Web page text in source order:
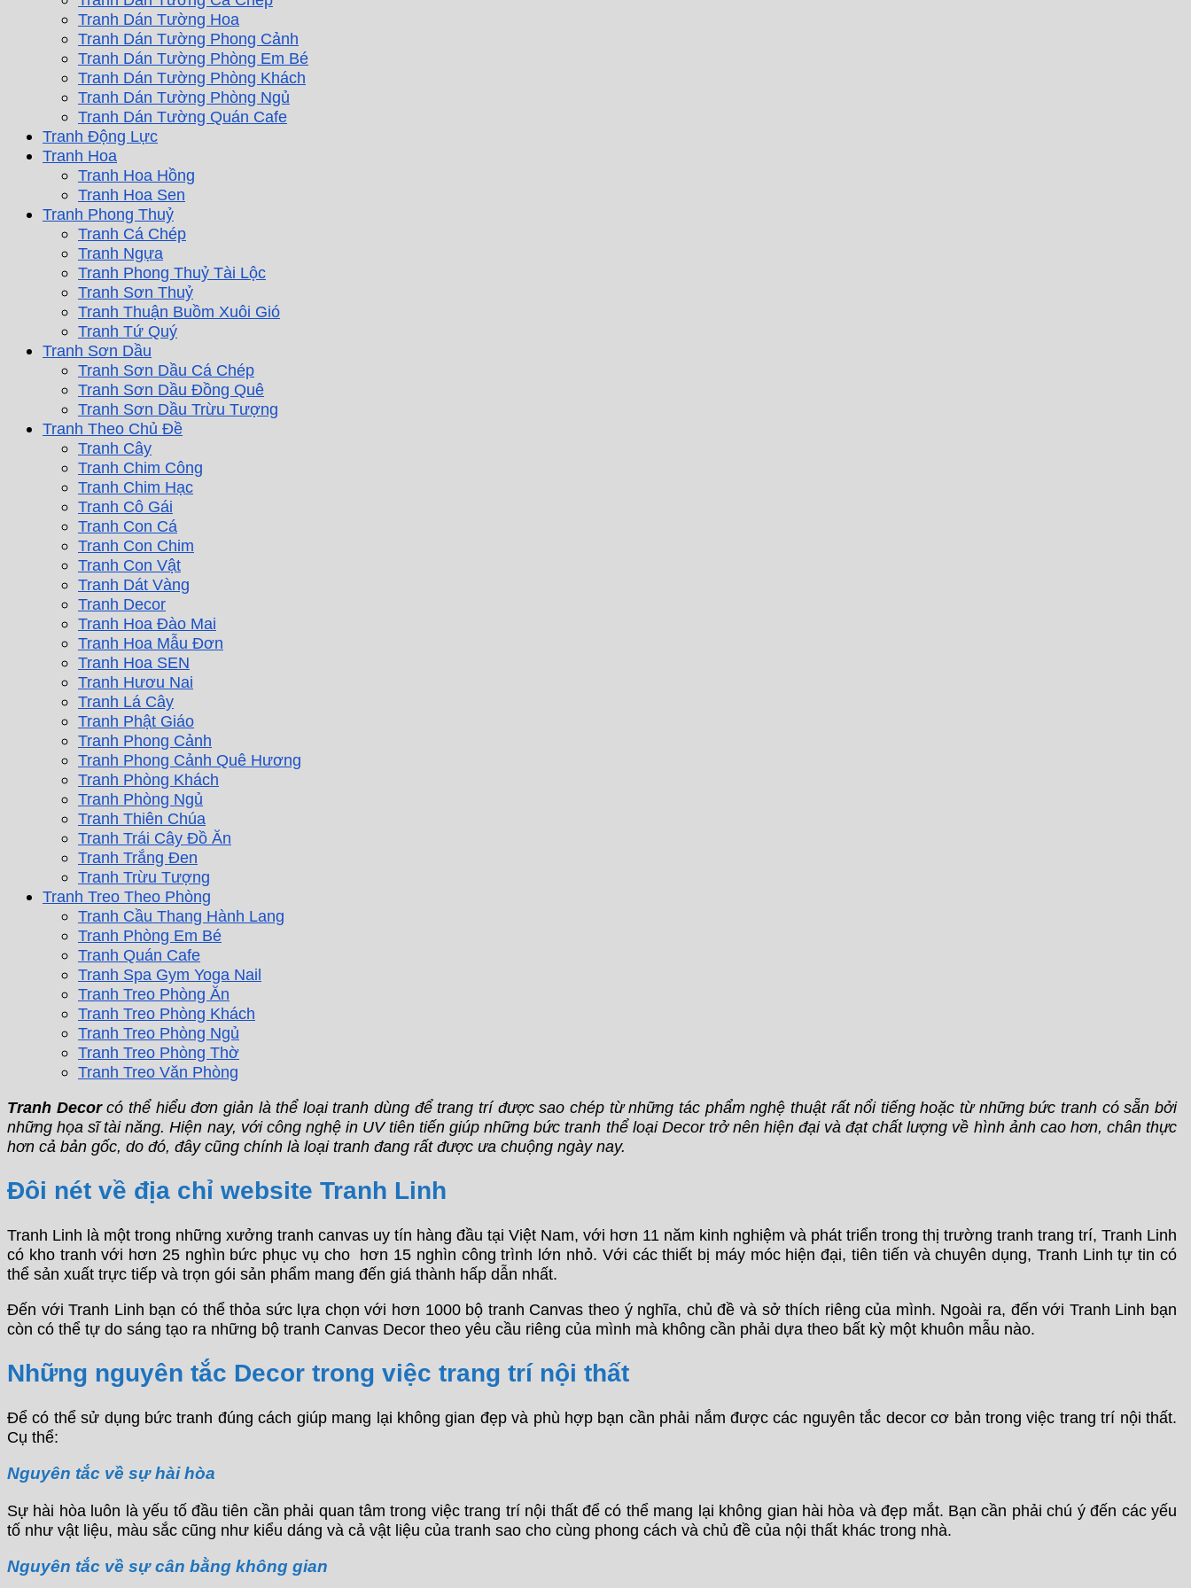
Tranh Dán Tường Hoa
Tranh Dán Tường Phong Cảnh
Tranh Dán Tường Phòng Em Bé
Tranh Dán Tường Phòng Khách
Tranh Dán Tường Phòng Ngủ
Tranh Dán Tường Quán Cafe
Tranh Động Lực
Tranh Hoa
Tranh Hoa Hồng
Tranh Hoa Sen
Tranh Phong Thuỷ
Tranh Cá Chép
Tranh Ngựa
Tranh Phong Thuỷ Tài Lộc
Tranh Sơn Thuỷ
Tranh Thuận Buồm Xuôi Gió
Tranh Tứ Quý
Tranh Sơn Dầu
Tranh Sơn Dầu Cá Chép
Tranh Sơn Dầu Đồng Quê
Tranh Sơn Dầu Trừu Tượng
Tranh Theo Chủ Đề
Tranh Cây
Tranh Chim Công
Tranh Chim Hạc
Tranh Cô Gái
Tranh Con Cá
Tranh Con Chim
Tranh Con Vật
Tranh Dát Vàng
Tranh Decor
Tranh Hoa Đào Mai
Tranh Hoa Mẫu Đơn
Tranh Hoa SEN
Tranh Hươu Nai
Tranh Lá Cây
Tranh Phật Giáo
Tranh Phong Cảnh
Tranh Phong Cảnh Quê Hương
Tranh Phòng Khách
Tranh Phòng Ngủ
Tranh Thiên Chúa
Tranh Trái Cây Đồ Ăn
Tranh Trắng Đen
Tranh Trừu Tượng
Tranh Treo Theo Phòng
Tranh Cầu Thang Hành Lang
Tranh Phòng Em Bé
Tranh Quán Cafe
Tranh Spa Gym Yoga Nail
Tranh Treo Phòng Ăn
Tranh Treo Phòng Khách
Tranh Treo Phòng Ngủ
Tranh Treo Phòng Thờ
Tranh Treo Văn Phòng
Tranh Decorcó thể hiểu đơn giản là thể loại tranh dùng để trang trí được sao chép từ những tác phẩm nghệ thuật rất nổi tiếng hoặc từ những bức tranh có sẵn bởi
những họa sĩ tài năng. Hiện nay, với công nghệ in UV tiên tiến giúp những bức tranh thể loại Decor trở nên hiện đại và đạt chất lượng về hình ảnh cao hơn, chân thực
hơn cả bản gốc, do đó, đây cũng chính là loại tranh đang rất được ưa chuộng ngày nay.
Đôi nét về địa chỉ website Tranh Linh
Tranh Linh là một trong những xưởng tranh canvas uy tín hàng đầu tại Việt Nam, với hơn 11 năm kinh nghiệm và phát triển trong thị trường tranh trang trí, Tranh Linh
có kho tranh với hơn 25 nghìn bức phục vụ cho hơn 15 nghìn công trình lớn nhỏ. Với các thiết bị máy móc hiện đại, tiên tiến và chuyên dụng, Tranh Linh tự tin có
thể sản xuất trực tiếp và trọn gói sản phẩm mang đến giá thành hấp dẫn nhất.
Đến với Tranh Linh bạn có thể thỏa sức lựa chọn với hơn 1000 bộ tranh Canvas theo ý nghĩa, chủ đề và sở thích riêng của mình. Ngoài ra, đến với Tranh Linh bạn
còn có thể tự do sáng tạo ra những bộ tranh Canvas Decor theo yêu cầu riêng của mình mà không cần phải dựa theo bất kỳ một khuôn mẫu nào.
Những nguyên tắc Decor trong việc trang trí nội thất
Để có thể sử dụng bức tranh đúng cách giúp mang lại không gian đẹp và phù hợp bạn cần phải nắm được các nguyên tắc decor cơ bản trong việc trang trí nội thất.
Cụ thể:
Nguyên tắc về sự hài hòa
Sự hài hòa luôn là yếu tố đầu tiên cần phải quan tâm trong việc trang trí nội thất để có thể mang lại không gian hài hòa và đẹp mắt. Bạn cần phải chú ý đến các yếu
tố như vật liệu, màu sắc cũng như kiểu dáng và cả vật liệu của tranh sao cho cùng phong cách và chủ đề của nội thất khác trong nhà.
Nguyên tắc về sự cân bằng không gian